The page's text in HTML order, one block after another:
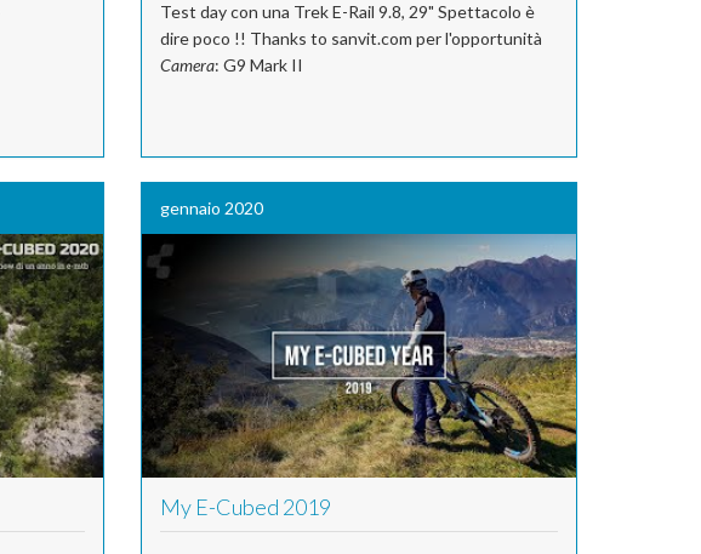
Test day con una Trek E-Rail 9.8, 29" Spettacolo è
dire poco !! Thanks to sanvit.com per l'opportunità
Camera: G9 Mark II
gennaio 2020
My E-Cubed 2019